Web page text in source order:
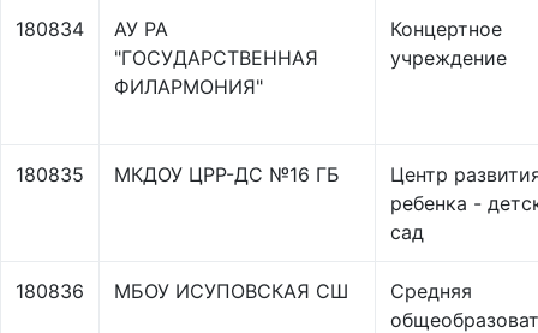
180834
АУ РА
"ГОСУДАРСТВЕННАЯ
ФИЛАРМОНИЯ"
Концертное
учреждение
180835 МКДОУ ЦРР-ДС №16 ГБ
Центр
ребенка -
сад
180836 МБОУ ИСУПОВСКАЯ СШ
Средняя